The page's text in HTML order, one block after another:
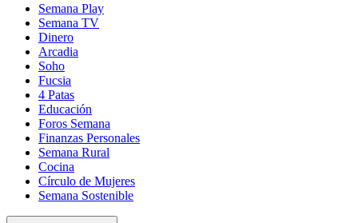
Semana Play
Semana TV
Dinero
Arcadia
Soho
in
new
window
Fucsia
in
new
window
4 Patas
Educación
Foros Semana
Finanzas Personales
Semana Rural
Cocina
Círculo de Mujeres
Semana Sostenible